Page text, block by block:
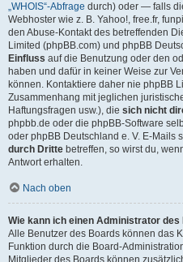
„WHOIS“-Abfrage durch) oder — falls
Webhoster wie z. B. Yahoo!, free.fr,
den Abuse-Kontakt des betreffenden
Limited (phpBB.com) und phpBB
Einfluss auf die Benutzung oder den
haben und dafür in keiner Weise zur
können. Kontaktiere daher nie phpBB
Zusammenhang mit jeglichen
Haftungsfragen usw.), die sich nicht
phpbb.de oder die phpBB-Software
oder phpBB Deutschland e. V. E-Mails
durch Dritte betreffen, so wirst du,
Antwort erhalten.
Nach oben
Wie kann ich einen Administrator
Alle Benutzer des Boards können das
Funktion durch die Board-
Mitglieder des Boards können